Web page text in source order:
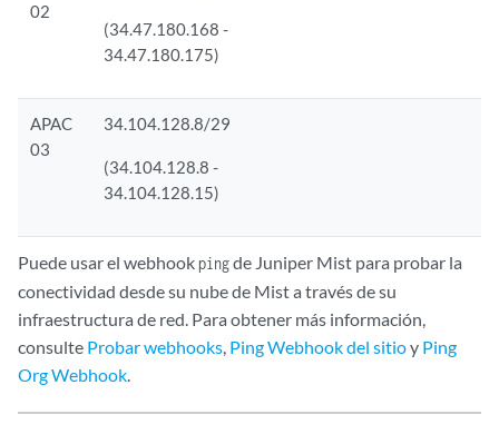
02
(34.47.180.168 -
34.47.180.175)
APAC
03
34.104.128.8/29
(34.104.128.8 -
34.104.128.15)
Puede usar el webhookpingde Juniper Mist para probar la
conectividad desde su nube de Mist a través de su
infraestructura de red. Para obtener más información,
consulte Probar webhooks, Ping Webhook del sitioy Ping
Org Webhook.